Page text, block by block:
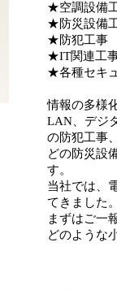
★空調設備
★防災設備
★防犯工事
★IT関連工
★各種セキ
情報の多様
LAN、デジ
の防犯工事
どの防災設
す。
当社では、
てきました
まずはご一
どのような